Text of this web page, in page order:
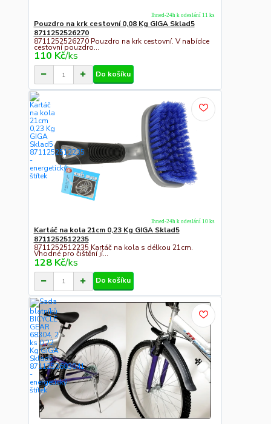
Pouzdro na krk cestovní 0,08 Kg GIGA Sklad5
8711252526270
8711252526270 Pouzdro na krk cestovní. V nabídce
cestovní pouzdro...
110 Kč/ks
Ihned-24h k odeslání 11 ks
Do košíku
Kartáč na kola 21cm 0,23 Kg GIGA Sklad5
8711252512235
8711252512235 Kartáč na kola s délkou 21cm.
Vhodné pro čištění jí...
128 Kč/ks
Ihned-24h k odeslání 10 ks
Do košíku